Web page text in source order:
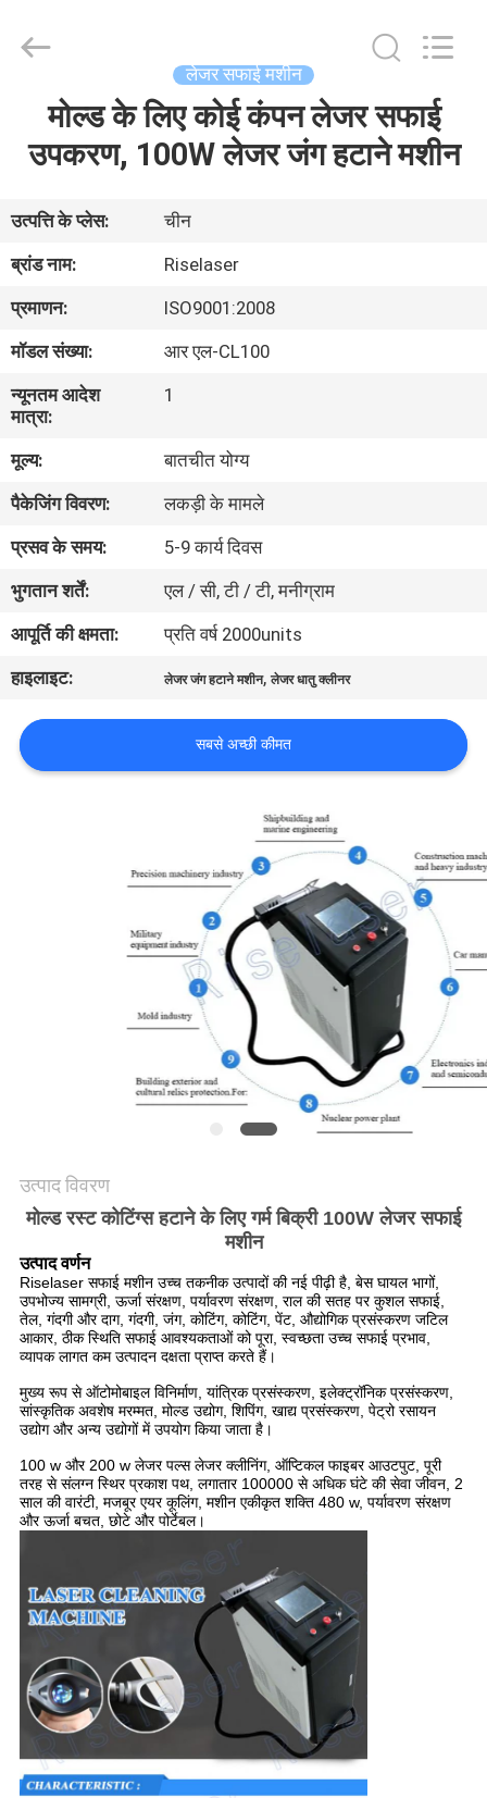
वीआर
शो
हमारे
बारे
कारखाना
भ्रमण
गुणवत्ता
संपर्क
करें
साइटमैप
PRIVACY
POLICY
Technology
Reserved.
लेजर सफाई मशीन
मोल्ड के लिए कोई कंपन लेजर सफाई
उपकरण, 100W लेजर जंग हटाने मशीन
उत्पत्ति के प्लेस:
चीन
ब्रांड नाम:
Riselaser
प्रमाणन:
ISO9001:2008
मॉडल संख्या:
आर एल-CL100
न्यूनतम आदेश
मात्रा:
1
मूल्य:
बातचीत योग्य
पैकेजिंग विवरण:
लकड़ी के मामले
प्रसव के समय:
5-9 कार्य दिवस
भुगतान शर्तें:
एल / सी, टी / टी, मनीग्राम
आपूर्ति की क्षमता:
प्रति वर्ष 2000units
हाइलाइट:
लेजर जंग हटाने मशीन,लेजर धातु क्लीनर
सबसे अच्छी कीमत
उत्पाद विवरण
मोल्ड रस्ट कोटिंग्स हटाने के लिए गर्म बिक्री 100W लेजर सफाई
मशीन
उत्पाद वर्णन
Riselaser सफाई मशीन उच्च तकनीक उत्पादों की नई पीढ़ी है, बेस घायल भागों,
उपभोज्य सामग्री, ऊर्जा संरक्षण, पर्यावरण संरक्षण, राल की सतह पर कुशल सफाई,
तेल, गंदगी और दाग, गंदगी, जंग, कोटिंग, कोटिंग, पेंट, औद्योगिक प्रसंस्करण जटिल
आकार, ठीक स्थिति सफाई आवश्यकताओं को पूरा, स्वच्छता उच्च सफाई प्रभाव,
व्यापक लागत कम उत्पादन दक्षता प्राप्त करते हैं।
मुख्य रूप से ऑटोमोबाइल विनिर्माण, यांत्रिक प्रसंस्करण, इलेक्ट्रॉनिक प्रसंस्करण,
सांस्कृतिक अवशेष मरम्मत, मोल्ड उद्योग, शिपिंग, खाद्य प्रसंस्करण, पेट्रो रसायन
उद्योग और अन्य उद्योगों में उपयोग किया जाता है।
100 w और 200 w लेजर पल्स लेजर क्लीनिंग, ऑप्टिकल फाइबर आउटपुट, पूरी
तरह से संलग्न स्थिर प्रकाश पथ, लगातार 100000 से अधिक घंटे की सेवा जीवन, 2
साल की वारंटी, मजबूर एयर कूलिंग, मशीन एकीकृत शक्ति 480 w, पर्यावरण संरक्षण
और ऊर्जा बचत, छोटे और पोर्टेबल।